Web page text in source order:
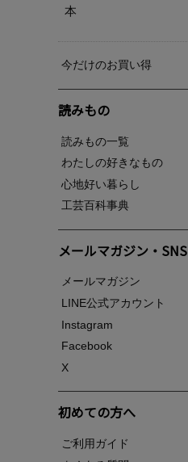
本
今だけのお買い得
読みもの
読みもの一覧
わたしの好きなもの
心地好い暮らし
工芸百科事典
メールマガジン・SNS
メールマガジン
LINE公式アカウント
Instagram
Facebook
X
初めての方へ
ご利用ガイド